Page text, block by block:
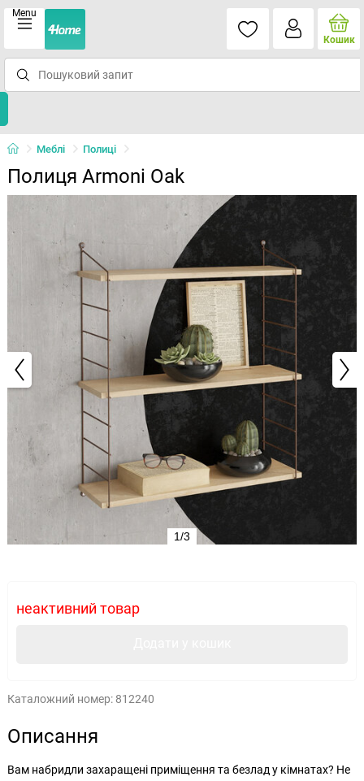
Menu
Кошик
Меблі Полиці
Полиця Armoni Oak
1/3
неактивний товар
Каталожний номер: 812240
Описання
Вам набридли захаращені приміщення та безлад у кімнатах? Не